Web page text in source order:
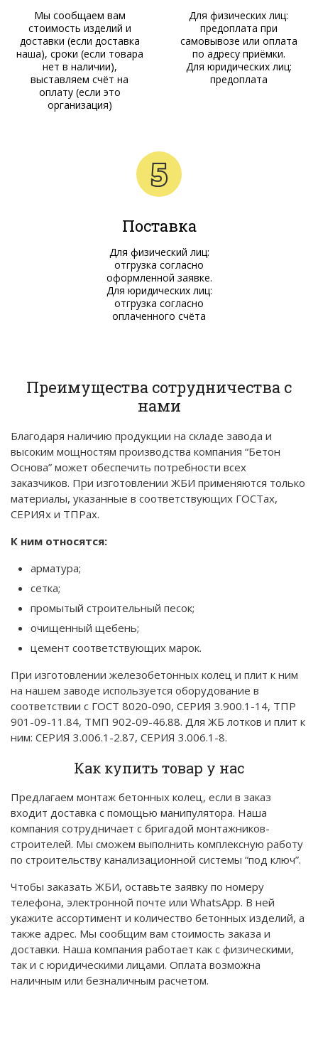
Мы сообщаем вам
стоимость изделий и
доставки (если доставка
наша), сроки (если товара
нет в наличии),
выставляем счёт на
оплату (если это
организация)
Для физических лиц:
предоплата при
самовывозе или оплата
по адресу приёмки.
Для юридических лиц:
предоплата
Поставка
Для физический лиц:
отгрузка согласно
оформленной заявке.
Для юридических лиц:
отгрузка согласно
оплаченного счёта
Преимущества сотрудничества с
нами
Благодаря наличию продукции на складе завода и
высоким мощностям производства компания “Бетон
Основа” может обеспечить потребности всех
заказчиков. При изготовлении ЖБИ применяются только
материалы, указанные в соответствующих ГОСТах,
СЕРИЯх и ТПРах.
К ним относятся:
арматура;
сетка;
промытый строительный песок;
очищенный щебень;
цемент соответствующих марок.
При изготовлении железобетонных колец и плит к ним
на нашем заводе используется оборудование в
соответствии с ГОСТ 8020-090, СЕРИЯ 3.900.1-14, ТПР
901-09-11.84, ТМП 902-09-46.88. Для ЖБ лотков и плит к
ним: СЕРИЯ 3.006.1-2.87, СЕРИЯ 3.006.1-8.
Как купить товар у нас
Предлагаем монтаж бетонных колец, если в заказ
входит доставка с помощью манипулятора. Наша
компания сотрудничает с бригадой монтажников-
строителей. Мы сможем выполнить комплексную работу
по строительству канализационной системы “под ключ”.
Чтобы заказать ЖБИ, оставьте заявку по номеру
телефона, электронной почте или WhatsApp. В ней
укажите ассортимент и количество бетонных изделий, а
также адрес. Мы сообщим вам стоимость заказа и
доставки. Наша компания работает как с физическими,
так и с юридическими лицами. Оплата возможна
наличным или безналичным расчетом.